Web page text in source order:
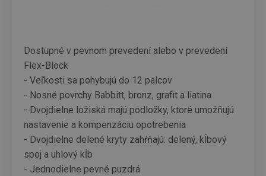
Dostupné v pevnom prevedení alebo v prevedení
Flex-Block
- Veľkosti sa pohybujú do 12 palcov
- Nosné povrchy Babbitt, bronz, grafit a liatina
- Dvojdielne ložiská majú podložky, ktoré umožňujú
nastavenie a kompenzáciu opotrebenia
- Dvojdielne delené kryty zahŕňajú: delený, kĺbový
spoj a uhlový kĺb
- Jednodielne pevné puzdrá